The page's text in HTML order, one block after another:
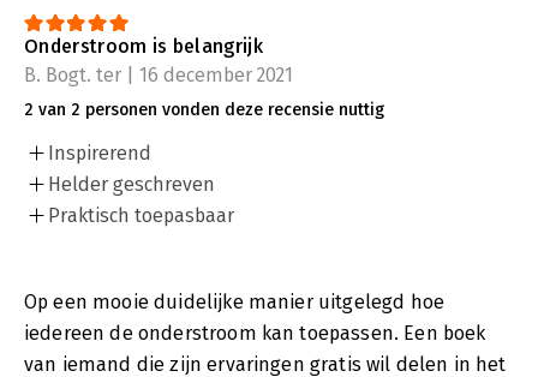
Onderstroom is belangrijk
B. Bogt. ter | 16 december 2021
2 van 2 personen vonden deze recensie nuttig
Inspirerend
Helder geschreven
Praktisch toepasbaar
Op een mooie duidelijke manier uitgelegd hoe
iedereen de onderstroom kan toepassen. Een boek
van iemand die zijn ervaringen gratis wil delen in het